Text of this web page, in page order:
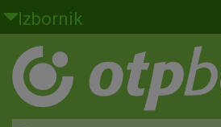
Skoči na glavni sadržaj
Izbornik
Građani
Privatno bankarstvo